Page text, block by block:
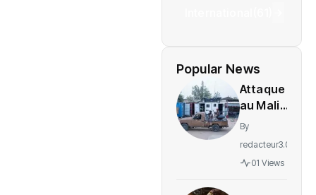
Popular News
Attaque
au Mali :
L’ONU
enquête
By
redacteur3.0
01 Views